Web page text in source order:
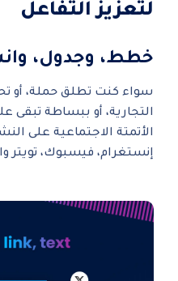
لتعزيز التفاعل
خطط، وجدول،
سواء كنت تطلق حملة، أو
التجارية، أو ببساطة تبقى
الأتمتة الاجتماعية على
إنستغرام، فيسبوك، تويتر